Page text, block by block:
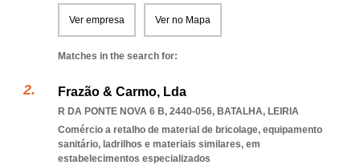
Ver empresa Ver no Mapa
Matches in the search for:
Frazão & Carmo, Lda
R DA PONTE NOVA 6 B, 2440-056, BATALHA, LEIRIA
Comércio a retalho de material de bricolage, equipamento
sanitário, ladrilhos e materiais similares, em
estabelecimentos especializados